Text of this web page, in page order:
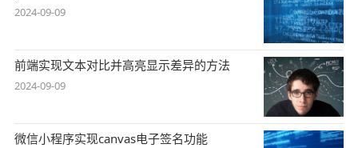
2024-09-09
前端实现文本对比并高亮显示差异的方法
2024-09-09
微信小程序实现canvas电子签名功能